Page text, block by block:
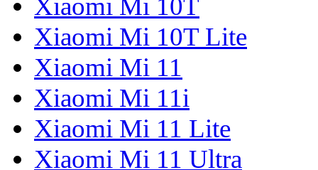
Xiaomi Mi 10T
Xiaomi Mi 10T Lite
Xiaomi Mi 11
Xiaomi Mi 11i
Xiaomi Mi 11 Lite
Xiaomi Mi 11 Ultra